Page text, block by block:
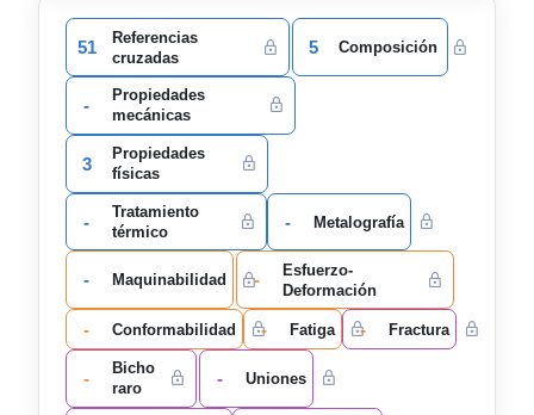
51
Referencias
cruzadas
5 Composición
-
Propiedades
mecánicas
3
Propiedades
físicas
-
Tratamiento
térmico
- Metalografía
- Maquinabilidad -
Esfuerzo-
Deformación
- Conformabilidad - Fatiga - Fractura
-
Bicho
raro
- Uniones